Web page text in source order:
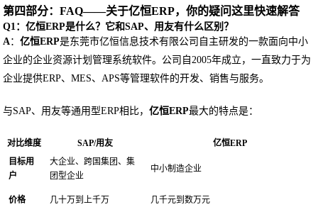
第四部分：FAQ——关于亿恒ERP，你的疑问这里快速解答
Q1：亿恒ERP是什么？它和SAP、用友有什么区别？
A：亿恒ERP是东莞市亿恒信息技术有限公司自主研发的一款面向中小
企业的企业资源计划管理系统软件。公司自2005年成立，一直致力于为
企业提供ERP、MES、APS等管理软件的开发、销售与服务。
与SAP、用友等通用型ERP相比，亿恒ERP最大的特点是：
对比维度 SAP/用友
亿恒ERP
目标用
户
大企业、跨国集团、集
团型企业
中小制造企业
价格 几十万到上千万 几千元到数万元